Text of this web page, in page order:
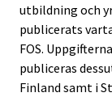
utbildning och
publicerats
FOS.
publiceras
Finland samt i